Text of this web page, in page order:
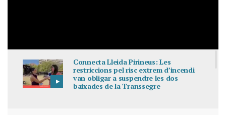
Connecta Lleida Pirineus: Les
restriccions pel risc extrem d’incendi
van obligar a suspendre les dos
baixades de la Transsegre